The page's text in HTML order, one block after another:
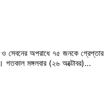
ও সেবনের অপরাধে ৭৫ জনকে গ্রেপ্তার
গতকাল মঙ্গলবার (২৬ অক্টোবর)…